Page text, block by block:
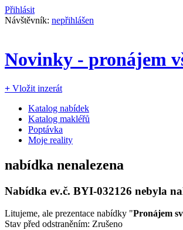
Přihlásit
Návštěvník: nepřihlášen
Novinky - pronájem
+ Vložit inzerát
Katalog nabídek
Katalog makléřů
Poptávka
Moje reality
nabídka nenalezena
Nabídka ev.č. BYI-032126 nebyla
Litujeme, ale prezentace nabídky "Pronájem
Stav před odstraněním: Zrušeno